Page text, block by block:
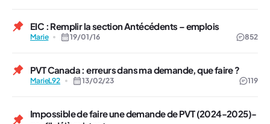
EIC : Remplir la section Antécédents – emplois
Marie 19/01/16 852
PVT Canada : erreurs dans ma demande, que faire ?
MarieL92 13/02/23 119
Impossible de faire une demande de PVT (2024-2025)-